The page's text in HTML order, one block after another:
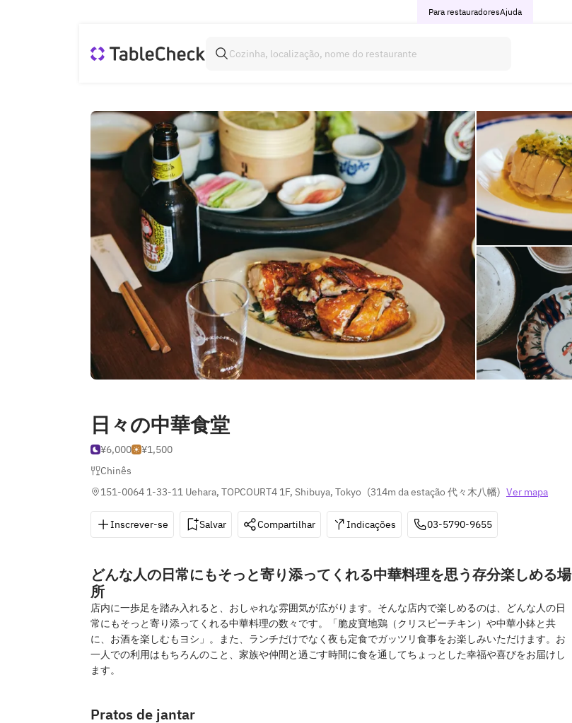
Para restauradoresAjuda
日々の中華食堂
¥6,000
¥1,500
Chinês
151-0064 1-33-11 Uehara, TOPCOURT4 1F, Shibuya, Tokyo (314m da estação 代々木八幡) Ver mapa
Inscrever-se Salvar Compartilhar Indicações 03-5790-9655
どんな人の日常にもそっと寄り添ってくれる中華料理を思う存分楽しめる場
所
店内に一歩足を踏み入れると、おしゃれな雰囲気が広がります。そんな店内で楽しめるのは、どんな人の日
常にもそっと寄り添ってくれる中華料理の数々です。「脆皮寶地鶏（クリスピーチキン）や中華小鉢と共
に、お酒を楽しむもヨシ」。また、ランチだけでなく夜も定食でガッツリ食事をお楽しみいただけます。お
一人での利用はもちろんのこと、家族や仲間と過ごす時間に食を通してちょっとした幸福や喜びをお届けし
ます。
Pratos de jantar